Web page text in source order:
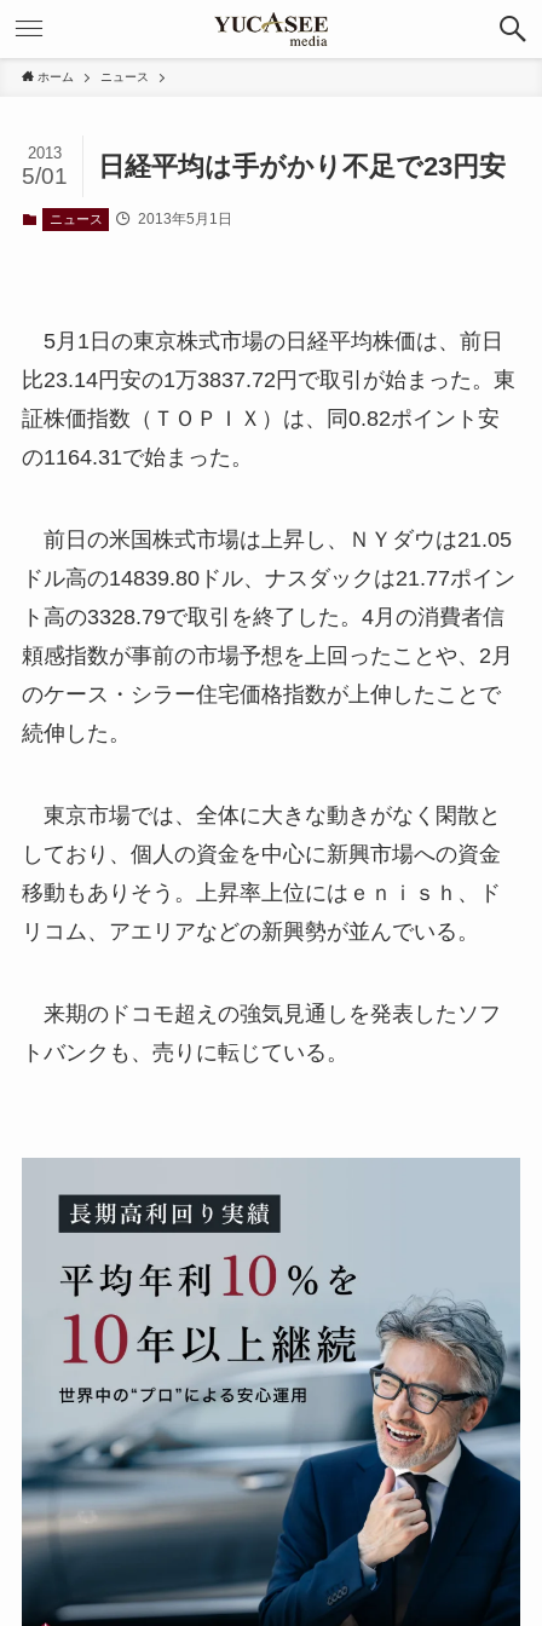
ホーム ニュース
日経平均は手がかり不足で23円安
2013
5/01
ニュース 2013年5月1日
5月1日の東京株式市場の日経平均株価は、前日
比23.14円安の1万3837.72円で取引が始まった。東
証株価指数（ＴＯＰＩＸ）は、同0.82ポイント安
の1164.31で始まった。
前日の米国株式市場は上昇し、ＮＹダウは21.05
ドル高の14839.80ドル、ナスダックは21.77ポイン
ト高の3328.79で取引を終了した。4月の消費者信
頼感指数が事前の市場予想を上回ったことや、2月
のケース・シラー住宅価格指数が上伸したことで
続伸した。
東京市場では、全体に大きな動きがなく閑散と
しており、個人の資金を中心に新興市場への資金
移動もありそう。上昇率上位にはｅｎｉｓｈ、ド
リコム、アエリアなどの新興勢が並んでいる。
来期のドコモ超えの強気見通しを発表したソフ
トバンクも、売りに転じている。